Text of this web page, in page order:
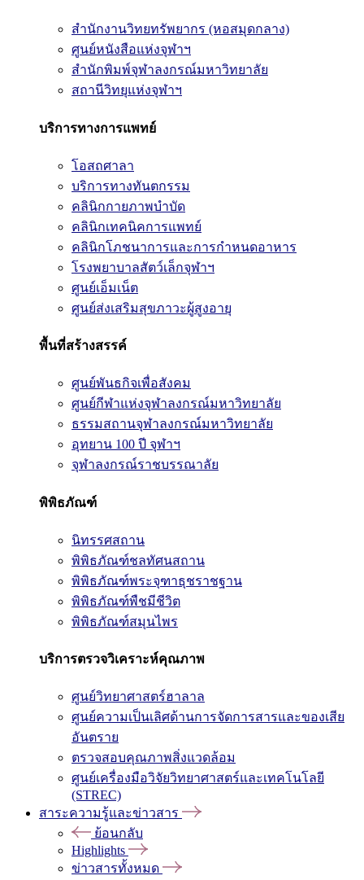
สำนักงานวิทยทรัพยากร (หอสมุดกลาง)
ศูนย์หนังสือแห่งจุฬาฯ
สำนักพิมพ์จุฬาลงกรณ์มหาวิทยาลัย
สถานีวิทยุแห่งจุฬาฯ
บริการทางการแพทย์
โอสถศาลา
บริการทางทันตกรรม
คลินิกกายภาพบำบัด
คลินิกเทคนิคการแพทย์
คลินิกโภชนาการและการกำหนดอาหาร
โรงพยาบาลสัตว์เล็กจุฬาฯ
ศูนย์เอ็มเน็ต
ศูนย์ส่งเสริมสุขภาวะผู้สูงอายุ
พื้นที่สร้างสรรค์
ศูนย์พันธกิจเพื่อสังคม
ศูนย์กีฬาแห่งจุฬาลงกรณ์มหาวิทยาลัย
ธรรมสถานจุฬาลงกรณ์มหาวิทยาลัย
อุทยาน 100 ปี จุฬาฯ
จุฬาลงกรณ์ราชบรรณาลัย
พิพิธภัณฑ์
นิทรรศสถาน
พิพิธภัณฑ์ชลทัศนสถาน
พิพิธภัณฑ์พระจุฑาธุชราชฐาน
พิพิธภัณฑ์พืชมีชีวิต
พิพิธภัณฑ์สมุนไพร
บริการตรวจวิเคราะห์คุณภาพ
ศูนย์วิทยาศาสตร์ฮาลาล
ศูนย์ความเป็นเลิศด้านการจัดการสารและของเสีย
อันตราย
ตรวจสอบคุณภาพสิ่งแวดล้อม
ศูนย์เครื่องมือวิจัยวิทยาศาสตร์และเทคโนโลยี
(STREC)
สาระความรู้และข่าวสาร
ย้อนกลับ
Highlights
ข่าวสารทั้งหมด